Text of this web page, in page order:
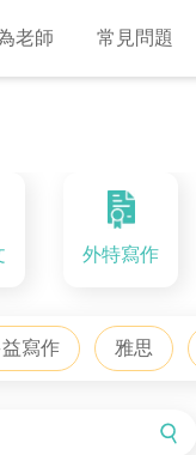
老師 常見問題
外特寫作
寫作 雅思